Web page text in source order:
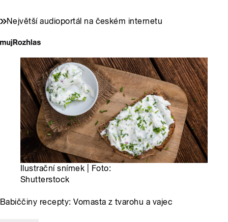
Největší audioportál na českém internetu
Ilustrační snímek | Foto:
Shutterstock
Babiččiny recepty: Vomasta z tvarohu a vajec